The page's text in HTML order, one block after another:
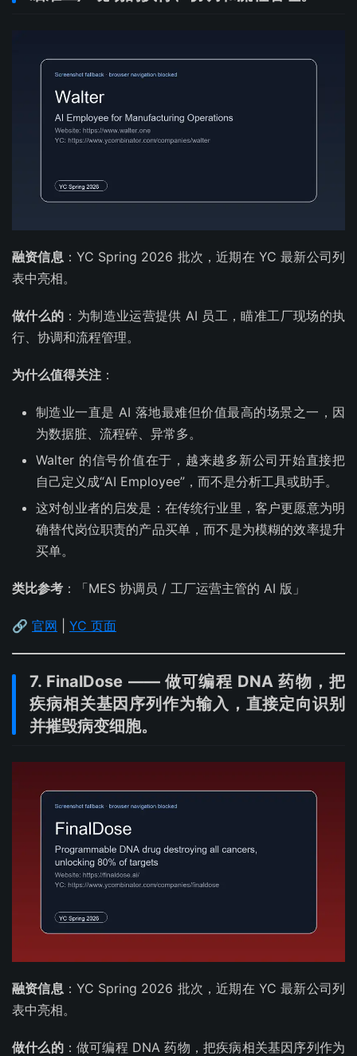
融资信息 ：YC Spring 2026 批次，近期在 YC 最新公司列
表中亮相。
做什么的 ：为制造业运营提供 AI 员工，瞄准工厂现场的执
行、协调和流程管理。
为什么值得关注 ：
制造业一直是 AI 落地最难但价值最高的场景之一，因
为数据脏、流程碎、异常多。
Walter 的信号价值在于，越来越多新公司开始直接把
自己定义成“AI Employee”，而不是分析工具或助手。
这对创业者的启发是：在传统行业里，客户更愿意为明
确替代岗位职责的产品买单，而不是为模糊的效率提升
买单。
类比参考 ：「MES 协调员 / 工厂运营主管的 AI 版」
🔗 官网 YC 页面
7. FinalDose —— 做可编程 DNA 药物，把
疾病相关基因序列作为输入，直接定向识别
并摧毁病变细胞。
融资信息 ：YC Spring 2026 批次，近期在 YC 最新公司列
表中亮相。
做什么的：做可编程 DNA 药物，把疾病相关基因序列作为